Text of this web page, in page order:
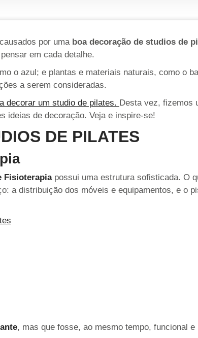
por uma boa decoração de studios de
em cada detalhe.
o azul; e plantas e materiais naturais, como o
a serem consideradas.
decorar um studio de pilates. Desta vez, fizemos
ideias de decoração. Veja e inspire-se!
DE PILATES
Fisioterapiapossui uma estrutura sofisticada. O
a distribuição dos móveis e equipamentos, e o
, mas que fosse, ao mesmo tempo, funcional